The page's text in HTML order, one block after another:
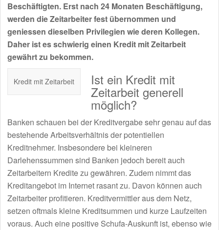
Beschäftigten. Erst nach 24 Monaten Beschäftigung,
werden die Zeitarbeiter fest übernommen und
geniessen dieselben Privilegien wie deren Kollegen.
Daher ist es schwierig einen Kredit mit Zeitarbeit
gewährt zu bekommen.
Kredit mit Zeitarbeit Ist ein Kredit mit
Zeitarbeit generell
möglich?
Banken schauen bei der Kreditvergabe sehr genau auf das
bestehende Arbeitsverhältnis der potentiellen
Kreditnehmer. Insbesondere bei kleineren
Darlehenssummen sind Banken jedoch bereit auch
Zeitarbeitern Kredite zu gewähren. Zudem nimmt das
Kreditangebot im Internet rasant zu. Davon können auch
Zeitarbeiter profitieren. Kreditvermittler aus dem Netz,
setzen oftmals kleine Kreditsummen und kurze Laufzeiten
voraus. Auch eine positive Schufa-Auskunft ist, ebenso wie